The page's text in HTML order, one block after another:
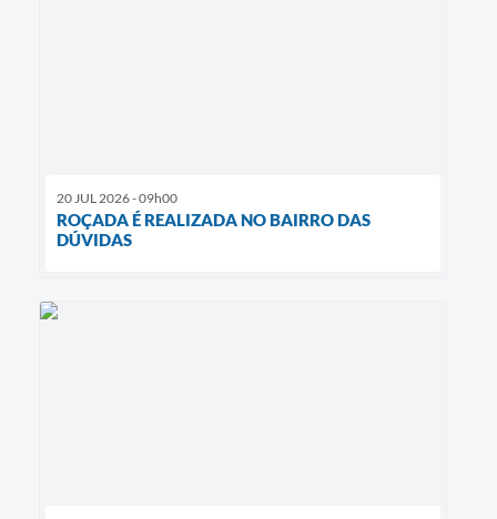
20 JUL 2026 - 09h00
ROÇADA É REALIZADA NO BAIRRO DAS
DÚVIDAS